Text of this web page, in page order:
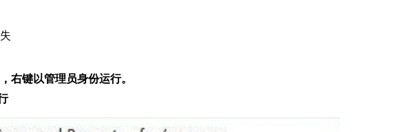
右键以管理员身份运行。